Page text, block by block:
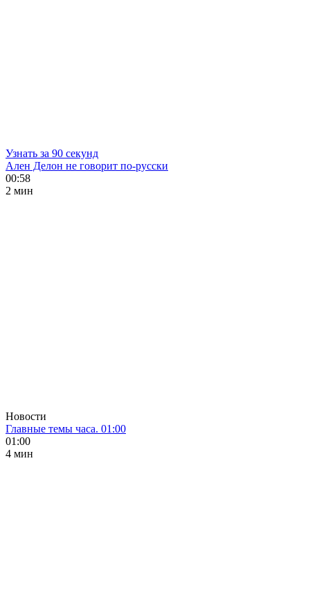
Узнать за 90 секунд
Ален Делон не говорит по-русски
00:58
2 мин
Новости
Главные темы часа. 01:00
01:00
4 мин